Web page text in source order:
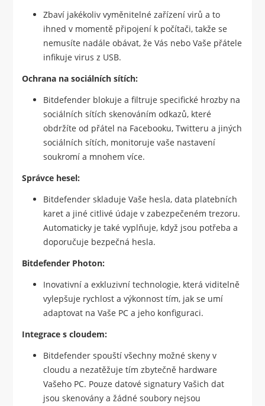
Zbaví jakékoliv vyměnitelné zařízení virů a to
ihned v momentě připojení k počítači, takže se
nemusíte nadále obávat, že Vás nebo Vaše přátele
infikuje virus z USB.
Ochrana na sociálních sítích:
Bitdefender blokuje a filtruje specifické hrozby na
sociálních sítích skenováním odkazů, které
obdržíte od přátel na Facebooku, Twitteru a jiných
sociálních sítích, monitoruje vaše nastavení
soukromí a mnohem více.
Správce hesel:
Bitdefender skladuje Vaše hesla, data platebních
karet a jiné citlivé údaje v zabezpečeném trezoru.
Automaticky je také vyplňuje, když jsou potřeba a
doporučuje bezpečná hesla.
Bitdefender Photon:
Inovativní a exkluzivní technologie, která viditelně
vylepšuje rychlost a výkonnost tím, jak se umí
adaptovat na Vaše PC a jeho konfiguraci.
Integrace s cloudem:
Bitdefender spouští všechny možné skeny v
cloudu a nezatěžuje tím zbytečně hardware
Vašeho PC. Pouze datové signatury Vašich dat
jsou skenovány a žádné soubory nejsou